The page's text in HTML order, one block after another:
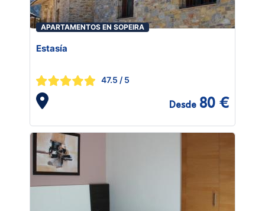
APARTAMENTOS EN SOPEIRA
Estasía
47.5 / 5
Desde 80 €